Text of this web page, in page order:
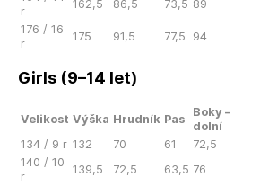
r
162,5 86,5 73,5 89
176 / 16
r
175 91,5 77,5 94
Girls (9–14 let)
Velikost Výška Hrudník Pas
Boky –
dolní
134 / 9 r 132 70 61 72,5
140 / 10
r
139,5 72,5 63,5 76